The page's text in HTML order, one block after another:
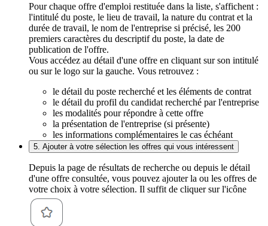
Pour chaque offre d'emploi restituée dans la liste, s'affichent :
l'intitulé du poste, le lieu de travail, la nature du contrat et la
durée de travail, le nom de l'entreprise si précisé, les 200
premiers caractères du descriptif du poste, la date de
publication de l'offre.
Vous accédez au détail d'une offre en cliquant sur son intitulé
ou sur le logo sur la gauche. Vous retrouvez :
le détail du poste recherché et les éléments de contrat
le détail du profil du candidat recherché par l'entreprise
les modalités pour répondre à cette offre
la présentation de l'entreprise (si présente)
les informations complémentaires le cas échéant
5. Ajouter à votre sélection les offres qui vous intéressent
Depuis la page de résultats de recherche ou depuis le détail
d'une offre consultée, vous pouvez ajouter la ou les offres de
votre choix à votre sélection. Il suffit de cliquer sur l'icône